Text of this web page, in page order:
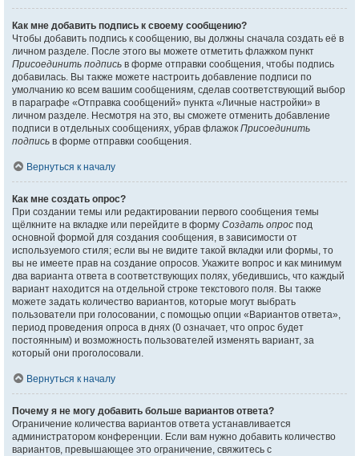
Как мне добавить подпись к своему сообщению?
Чтобы добавить подпись к сообщению, вы должны сначала создать её в
личном разделе. После этого вы можете отметить флажком пункт
Присоединить подпись в форме отправки сообщения, чтобы подпись
добавилась. Вы также можете настроить добавление подписи по
умолчанию ко всем вашим сообщениям, сделав соответствующий выбор
в параграфе «Отправка сообщений» пункта «Личные настройки» в
личном разделе. Несмотря на это, вы сможете отменить добавление
подписи в отдельных сообщениях, убрав флажок Присоединить
подпись в форме отправки сообщения.
Вернуться к началу
Как мне создать опрос?
При создании темы или редактировании первого сообщения темы
щёлкните на вкладке или перейдите в форму Создать опрос под
основной формой для создания сообщения, в зависимости от
используемого стиля; если вы не видите такой вкладки или формы, то
вы не имеете прав на создание опросов. Укажите вопрос и как минимум
два варианта ответа в соответствующих полях, убедившись, что каждый
вариант находится на отдельной строке текстового поля. Вы также
можете задать количество вариантов, которые могут выбрать
пользователи при голосовании, с помощью опции «Вариантов ответа»,
период проведения опроса в днях (0 означает, что опрос будет
постоянным) и возможность пользователей изменять вариант, за
который они проголосовали.
Вернуться к началу
Почему я не могу добавить больше вариантов ответа?
Ограничение количества вариантов ответа устанавливается
администратором конференции. Если вам нужно добавить количество
вариантов, превышающее это ограничение, свяжитесь с